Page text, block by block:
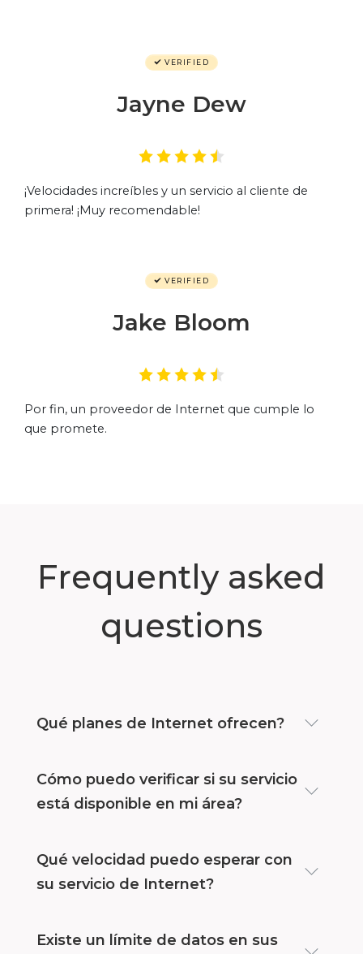
VERIFIED
Jayne Dew
¡Velocidades increíbles y un servicio al cliente de
primera! ¡Muy recomendable!
VERIFIED
Jake Bloom
Por fin, un proveedor de Internet que cumple lo
que promete.
Frequently asked
questions
Qué planes de Internet ofrecen?
Cómo puedo verificar si su servicio
está disponible en mi área?
Qué velocidad puedo esperar con
su servicio de Internet?
Existe un límite de datos en sus